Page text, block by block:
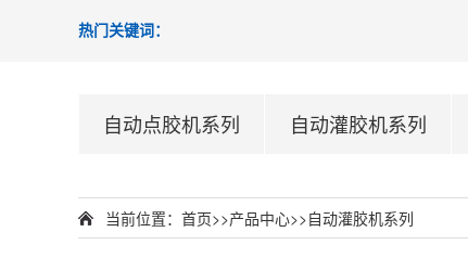
热门关键词：
自动点胶机系列 自动灌胶机系列
当前位置： 首页>>产品中心>>自动灌胶机系列